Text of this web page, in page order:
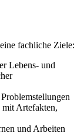
fachliche Ziele:
Lebens- und
mit Artefakten,
und Arbeiten